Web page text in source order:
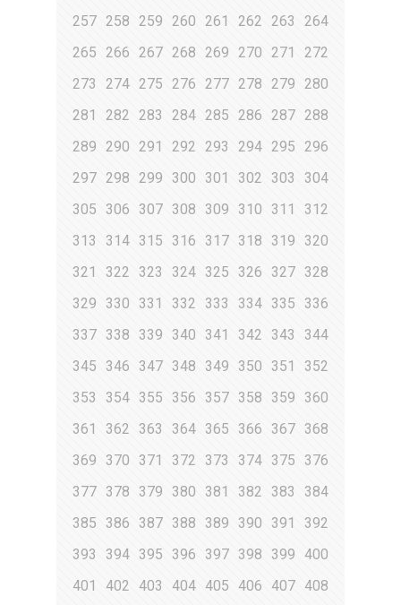
257 258 259 260 261 262 263
264
265 266 267 268 269 270 271
272
273
274 275 276 277 278 279 280
281
282 283 284 285 286 287 288
289 290 291 292 293 294 295 296
297 298 299 300 301 302 303
304
305
306 307 308 309 310 311
312
313
314 315 316 317 318 319
320
321
322 323 324 325 326 327 328
329
330 331 332 333 334 335
336
337 338 339 340 341 342 343
344
345
346 347 348 349 350 351
352
353
354 355 356 357 358 359 360
361
362 363 364 365 366 367 368
369
370 371 372 373 374 375 376
377 378 379 380 381 382 383
384
385
386 387 388 389 390 391
392
393
394 395 396 397 398 399
400
401
402 403 404 405 406 407 408